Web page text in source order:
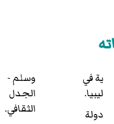
ية في
ليبيا.
دولة
وسلم -
الجدل
الثقافي.